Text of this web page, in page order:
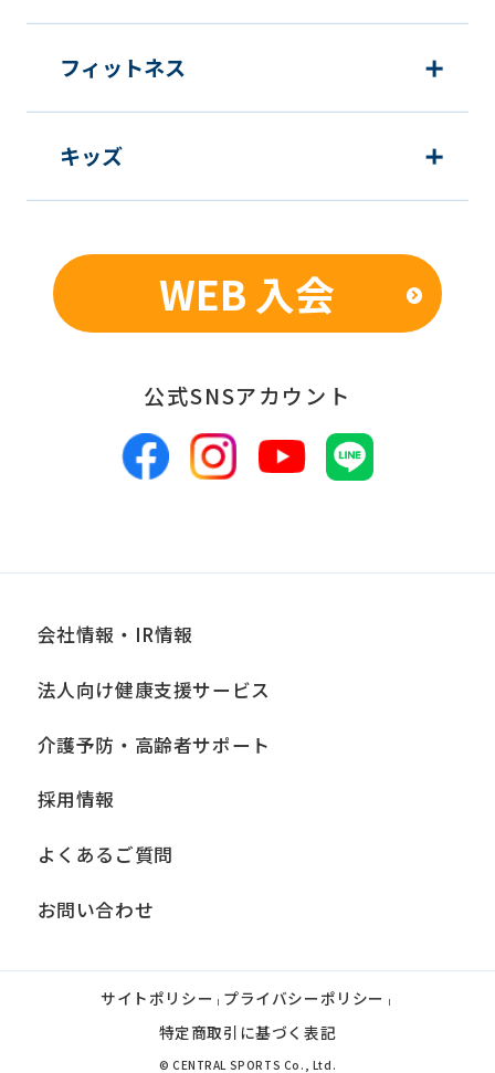
フィットネス
キッズ
WEB 入会
公式SNSアカウント
会社情報・IR情報
法人向け健康支援サービス
介護予防・高齢者サポート
採用情報
よくあるご質問
お問い合わせ
サイトポリシー | プライバシーポリシー |
特定商取引に基づく表記
© CENTRAL SPORTS Co., Ltd.